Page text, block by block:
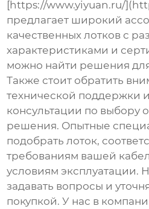
[https://www.yiyuan.ru/
предлагает широкий
качественных лотков с
характеристиками и
можно найти решения
Также стоит обратить
технической поддержки
консультации по выбору
решения. Опытные
подобрать лоток,
требованиям вашей
условиям эксплуатации.
задавать вопросы и
покупкой. У нас в